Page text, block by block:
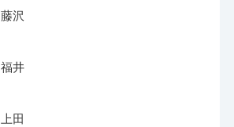
藤沢
福井
上田